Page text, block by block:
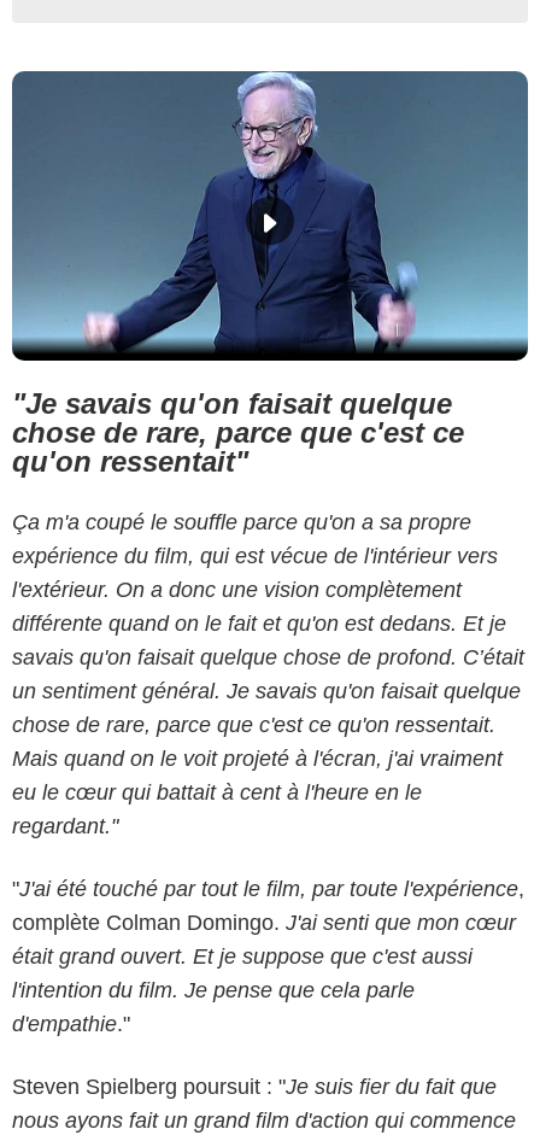
"Je savais qu'on faisait quelque
chose de rare, parce que c'est ce
qu'on ressentait"
Ça m'a coupé le souffle parce qu'on a sa propre
expérience du film, qui est vécue de l'intérieur vers
l'extérieur. On a donc une vision complètement
différente quand on le fait et qu'on est dedans. Et je
savais qu'on faisait quelque chose de profond. C’était
un sentiment général. Je savais qu'on faisait quelque
chose de rare, parce que c'est ce qu'on ressentait.
Mais quand on le voit projeté à l'écran, j'ai vraiment
eu le cœur qui battait à cent à l'heure en le
regardant."
"J'ai été touché par tout le film, par toute l'expérience,
complète Colman Domingo. J'ai senti que mon cœur
était grand ouvert. Et je suppose que c'est aussi
l'intention du film. Je pense que cela parle
d'empathie."
Steven Spielberg poursuit : "Je suis fier du fait que
nous ayons fait un grand film d'action qui commence